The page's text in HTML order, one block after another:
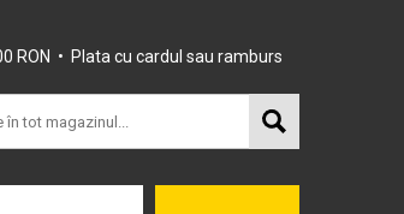
RON • Plata cu cardul sau ramburs